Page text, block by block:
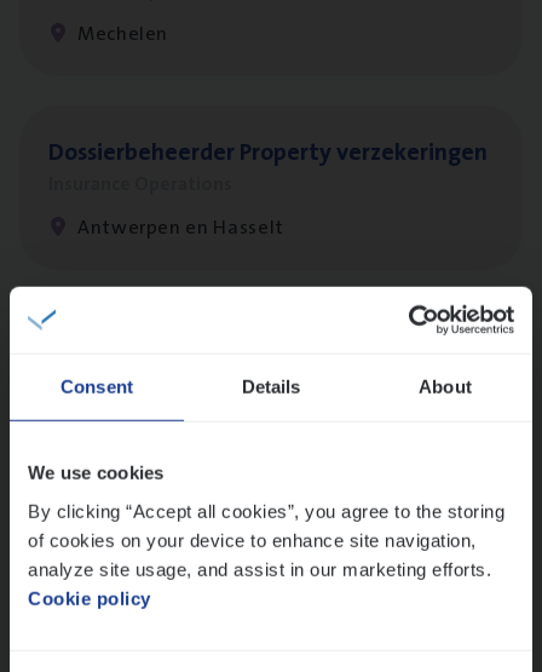
Consent Details About
We use cookies
By clicking “Accept all cookies”, you agree to the storing
of cookies on your device to enhance site navigation,
analyze site usage, and assist in our marketing efforts.
Cookie policy
Mechelen
Dos­sier­be­heer­der Pro­per­ty verzekeringen
Antwerpen en Hasselt
Insurance Operations
Antwerpen
Busi­ness Mana­ger Mari­ne Cargo
People Management, Sales Management
Antwerpen